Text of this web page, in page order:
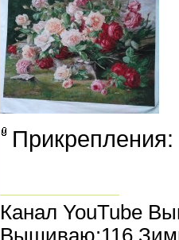
Прикрепления:
Канал YouTube
Вышиваю:116